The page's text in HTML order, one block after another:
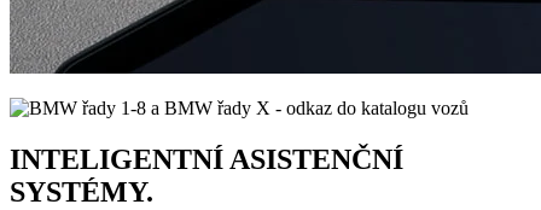
INTELIGENTNÍ ASISTENČNÍ
SYSTÉMY.